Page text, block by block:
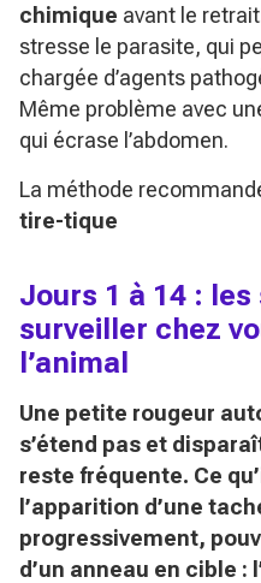
chimique avant le
stresse le parasite, qui
chargée d’agents
Même problème avec
qui écrase l’abdomen.
La méthode
tire-tique
Jours 1 à 14 :
surveiller chez
l’animal
Une petite rougeur
s’étend pas et
reste fréquente. Ce
l’apparition d’une
progressivement,
d’un anneau en cible :